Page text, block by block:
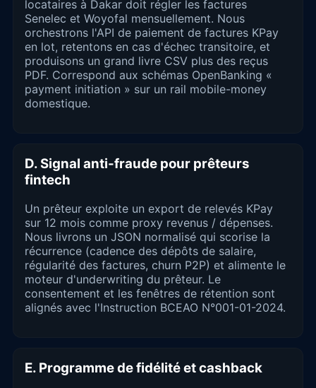
locataires à Dakar doit régler les factures
Senelec et Woyofal mensuellement. Nous
orchestrons l'API de paiement de factures KPay
en lot, retentons en cas d'échec transitoire, et
produisons un grand livre CSV plus des reçus
PDF. Correspond aux schémas OpenBanking «
payment initiation » sur un rail mobile-money
domestique.
D. Signal anti-fraude pour prêteurs
fintech
Un prêteur exploite un export de relevés KPay
sur 12 mois comme proxy revenus / dépenses.
Nous livrons un JSON normalisé qui scorise la
récurrence (cadence des dépôts de salaire,
régularité des factures, churn P2P) et alimente le
moteur d'underwriting du prêteur. Le
consentement et les fenêtres de rétention sont
alignés avec l'Instruction BCEAO N°001-01-2024.
E. Programme de fidélité et cashback